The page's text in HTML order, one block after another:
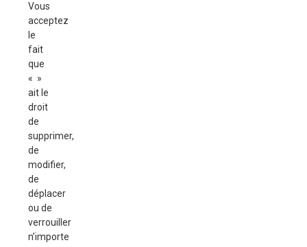
Vous
acceptez
le
fait
que
« »
ait le
droit
de
supprimer,
de
modifier,
de
déplacer
ou de
verrouiller
n’importe